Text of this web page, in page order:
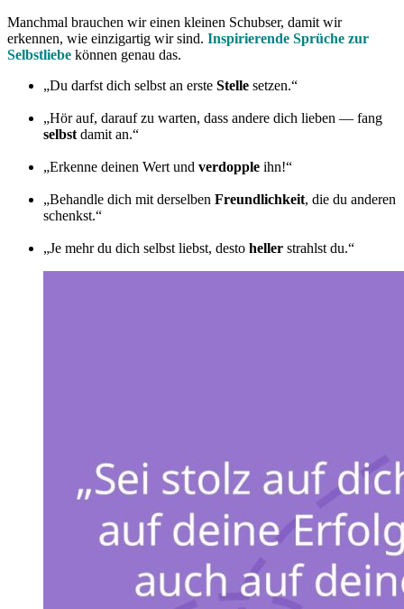
Manchmal brauchen wir einen kleinen Schubser, damit wir
erkennen, wie einzigartig wir sind. Inspirierende Sprüche zur
Selbstliebe können genau das.
„Du darfst dich selbst an erste Stelle setzen.“
„Hör auf, darauf zu warten, dass andere dich lieben — fang
selbst damit an.“
„Erkenne deinen Wert und verdopple ihn!“
„Behandle dich mit derselben Freundlichkeit, die du anderen
schenkst.“
„Je mehr du dich selbst liebst, desto heller strahlst du.“